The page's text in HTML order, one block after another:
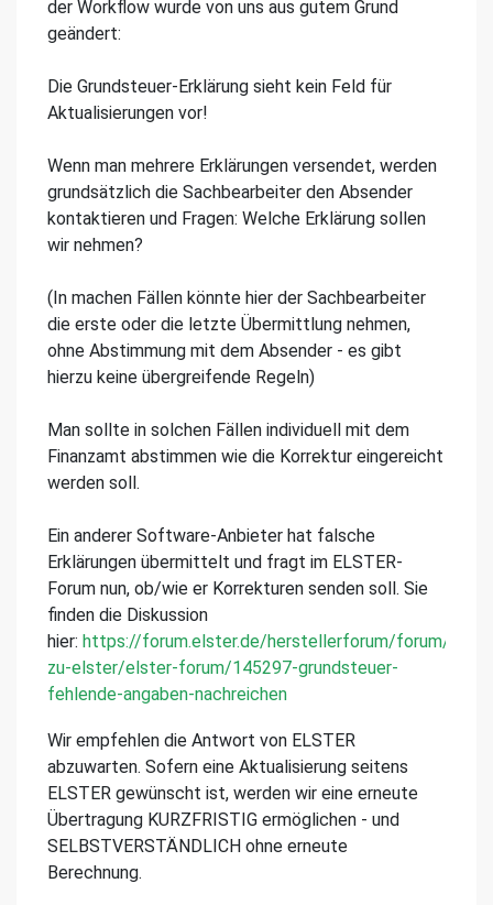
der Workflow wurde von uns aus gutem Grund
geändert:
Die Grundsteuer-Erklärung sieht kein Feld für
Aktualisierungen vor!
Wenn man mehrere Erklärungen versendet, werden
grundsätzlich die Sachbearbeiter den Absender
kontaktieren und Fragen: Welche Erklärung sollen
wir nehmen?
(In machen Fällen könnte hier der Sachbearbeiter
die erste oder die letzte Übermittlung nehmen,
ohne Abstimmung mit dem Absender - es gibt
hierzu keine übergreifende Regeln)
Man sollte in solchen Fällen individuell mit dem
Finanzamt abstimmen wie die Korrektur eingereicht
werden soll.
Ein anderer Software-Anbieter hat falsche
Erklärungen übermittelt und fragt im ELSTER-
Forum nun, ob/wie er Korrekturen senden soll. Sie
finden die Diskussion
hier: https://forum.elster.de/herstellerforum/forum/
zu-elster/elster-forum/145297-grundsteuer-
fehlende-angaben-nachreichen
Wir empfehlen die Antwort von ELSTER
abzuwarten. Sofern eine Aktualisierung seitens
ELSTER gewünscht ist, werden wir eine erneute
Übertragung KURZFRISTIG ermöglichen - und
SELBSTVERSTÄNDLICH ohne erneute
Berechnung.